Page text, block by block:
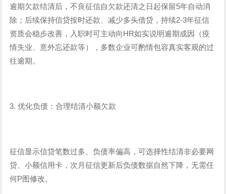
逾期欠款结清后，不良征信自欠款还清之日起保留5年自动消
除；后续保持信贷按时还款、减少多头借贷，持续2-3年征信
资质会稳步改善，入职时可主动向HR如实说明逾期成因（疫
情失业、意外忘还款等），多数企业可酌情包容真实客观的过
往逾期。
3. 优化负债：合理结清小额欠款
征信显示信贷笔数过多、负债率偏高，可选择性结清非必要网
贷、小额信用卡，次月征信更新后负债数据自然下降，无需任
何P图修改。